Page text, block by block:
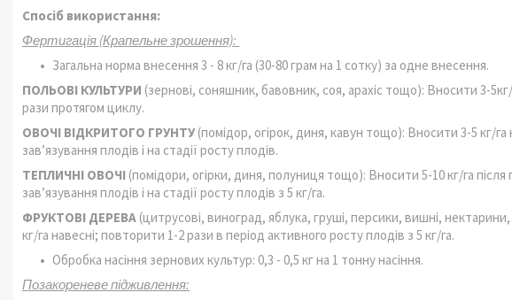
Спосіб використання:
Фертигація (Крапельне зрошення):
Загальна норма внесення 3 - 8 кг/га (30-80 грам на 1 сотку) за одне внесення.
ПОЛЬОВІ КУЛЬТУРИ (зернові, соняшник, бавовник, соя, арахіс тощо): Вносити 3-
рази протягом циклу.
ОВОЧІ ВІДКРИТОГО ГРУНТУ (помідор, огірок, диня, кавун тощо): Вносити 3-5 кг/
зав’язування плодів і на стадії росту плодів.
ТЕПЛИЧНІ ОВОЧІ (помідори, огірки, диня, полуниця тощо): Вносити 5-10 кг/га
зав’язування плодів і на стадії росту плодів з 5 кг/га.
ФРУКТОВІ ДЕРЕВА (цитрусові, виноград, яблука, груші, персики, вишні,
кг/га навесні; повторити 1-2 рази в період активного росту плодів з 5 кг/га.
Обробка насіння зернових культур: 0,3 - 0,5 кг на 1 тонну насіння.
Позакореневе підживлення: